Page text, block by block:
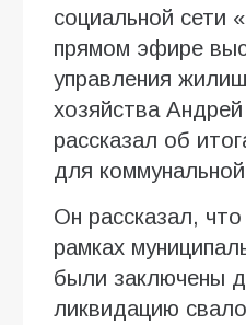
социальной сети
прямом эфире
управления
хозяйства
рассказал об
для
Он рассказал,
рамках
были заключены
ликвидацию